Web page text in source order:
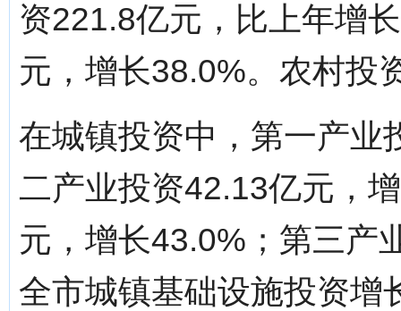
资221.8亿元，比上年增
元，增长38.0%。农村投
在城镇投资中，第一产业
二产业投资42.13亿元，
元，增长43.0%；第三产
全市城镇基础设施投资增